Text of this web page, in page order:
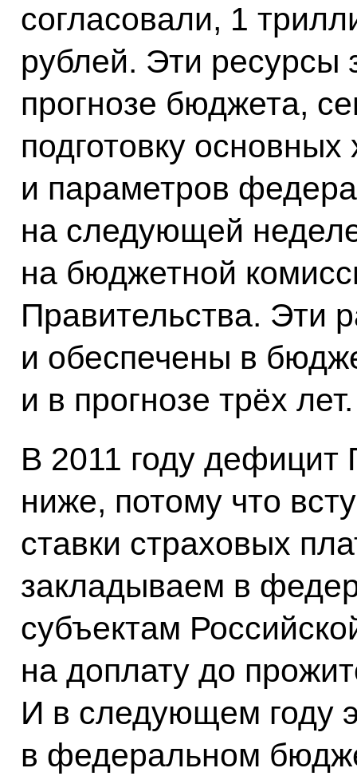
согласовали, 1
рублей. Эти
прогнозе бюджета,
подготовку основных
и параметров
на следующей
на бюджетной
Правительства. Эти
и обеспечены в
и в прогнозе трёх лет.
В 2011 году дефицит
ниже, потому что
ставки страховых
закладываем в
субъектам
на доплату до
И в следующем году
в федеральном